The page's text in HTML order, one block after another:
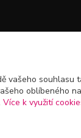
vašeho souhlasu
oblíbeného
Více k využití